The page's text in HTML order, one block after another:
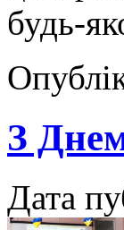
будь-
З
Дата